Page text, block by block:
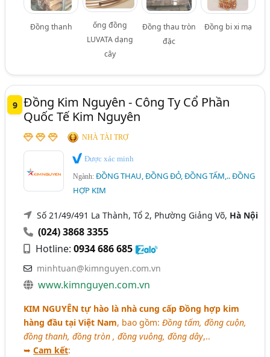
Đồng thanh
ống đồng
LUVATA dạng
cây
Đồng thau tròn
đặc
Đồng bi xi mạ
9 Đồng Kim Nguyên - Công Ty Cổ Phần
Quốc Tế Kim Nguyên
NHÀ TÀI TRỢ
Được xác minh
Ngành:ĐỒNG THAU, ĐỒNG ĐỎ, ĐỒNG TẤM,.. ĐỒNG
HỢP KIM
Số 21/49/491 La Thành, Tổ 2, Phường Giảng Võ, Hà Nội
(024) 3868 3355
Hotline:0934 686 685
minhtuan@kimnguyen.com.vn
www.kimnguyen.com.vn
KIM NGUYÊN tự hào là nhà cung cấp Đồng hợp kim
hàng đầu tại Việt Nam, bao gồm:Đồng tấm, đồng cuộn,
đồng thanh, đồng tròn , đồng vuông, đồng dây,..
➥Cam kết: